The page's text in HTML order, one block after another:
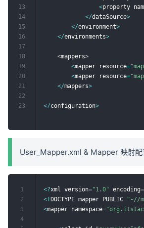
<property
</dataSource>
</environment>
</environments>
<mappers>
<mapper resource=
<mapper resource=
</mappers>
</configuration>
13
14
15
16
17
18
19
20
21
22
23
User_Mapper.xml & Mapper 映射配
<?xml version="1.0" encoding=
< ! DOCTYPE mapper PUBLIC
"-//
<mapper namespace=
1
2
3
4